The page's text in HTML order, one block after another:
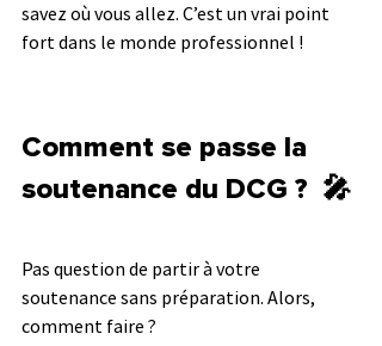
savez où vous allez. C’est un vrai point
fort dans le monde professionnel !
Comment se passe la
soutenance du DCG ?  🎤
Pas question de partir à votre
soutenance sans préparation. Alors,
comment faire ?